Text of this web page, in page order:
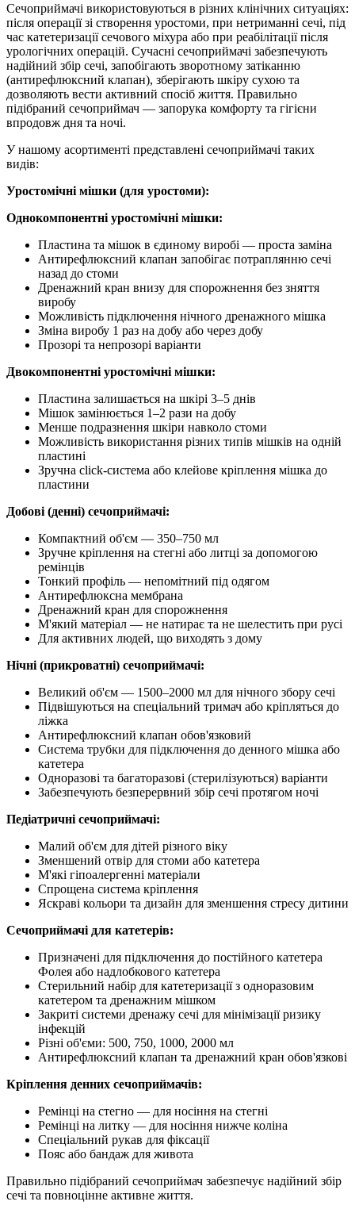
Сечоприймачі використовуються в різних клінічних ситуаціях:
після операції зі створення уростоми, при нетриманні сечі, під
час катетеризації сечового міхура або при реабілітації після
урологічних операцій. Сучасні сечоприймачі забезпечують
надійний збір сечі, запобігають зворотному затіканню
(антирефлюксний клапан), зберігають шкіру сухою та
дозволяють вести активний спосіб життя. Правильно
підібраний сечоприймач — запорука комфорту та гігієни
впродовж дня та ночі.
У нашому асортименті представлені сечоприймачі таких
видів:
Уростомічні мішки (для уростоми):
Однокомпонентні уростомічні мішки:
Пластина та мішок в єдиному виробі — проста заміна
Антирефлюксний клапан запобігає потраплянню сечі
назад до стоми
Дренажний кран внизу для спорожнення без зняття
виробу
Можливість підключення нічного дренажного мішка
Зміна виробу 1 раз на добу або через добу
Прозорі та непрозорі варіанти
Двокомпонентні уростомічні мішки:
Пластина залишається на шкірі 3–5 днів
Мішок замінюється 1–2 рази на добу
Менше подразнення шкіри навколо стоми
Можливість використання різних типів мішків на одній
пластині
Зручна click-система або клейове кріплення мішка до
пластини
Добові (денні) сечоприймачі:
Компактний об'єм — 350–750 мл
Зручне кріплення на стегні або литці за допомогою
ремінців
Тонкий профіль — непомітний під одягом
Антирефлюксна мембрана
Дренажний кран для спорожнення
М'який матеріал — не натирає та не шелестить при русі
Для активних людей, що виходять з дому
Нічні (прикроватні) сечоприймачі:
Великий об'єм — 1500–2000 мл для нічного збору сечі
Підвішуються на спеціальний тримач або кріпляться до
ліжка
Антирефлюксний клапан обов'язковий
Система трубки для підключення до денного мішка або
катетера
Одноразові та багаторазові (стерилізуються) варіанти
Забезпечують безперервний збір сечі протягом ночі
Педіатричні сечоприймачі:
Малий об'єм для дітей різного віку
Зменшений отвір для стоми або катетера
М'які гіпоалергенні матеріали
Спрощена система кріплення
Яскраві кольори та дизайн для зменшення стресу дитини
Сечоприймачі для катетерів:
Призначені для підключення до постійного катетера
Фолея або надлобкового катетера
Стерильний набір для катетеризації з одноразовим
катетером та дренажним мішком
Закриті системи дренажу сечі для мінімізації ризику
інфекцій
Різні об'єми: 500, 750, 1000, 2000 мл
Антирефлюксний клапан та дренажний кран обов'язкові
Кріплення денних сечоприймачів:
Ремінці на стегно — для носіння на стегні
Ремінці на литку — для носіння нижче коліна
Спеціальний рукав для фіксації
Пояс або бандаж для живота
Правильно підібраний сечоприймач забезпечує надійний збір
сечі та повноцінне активне життя.